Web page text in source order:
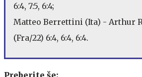
6:4, 7:5, 6:4;
Matteo Berrettini (Ita) - Arthur
(Fra/22) 6:4, 6:4, 6:4.
Preberite še: